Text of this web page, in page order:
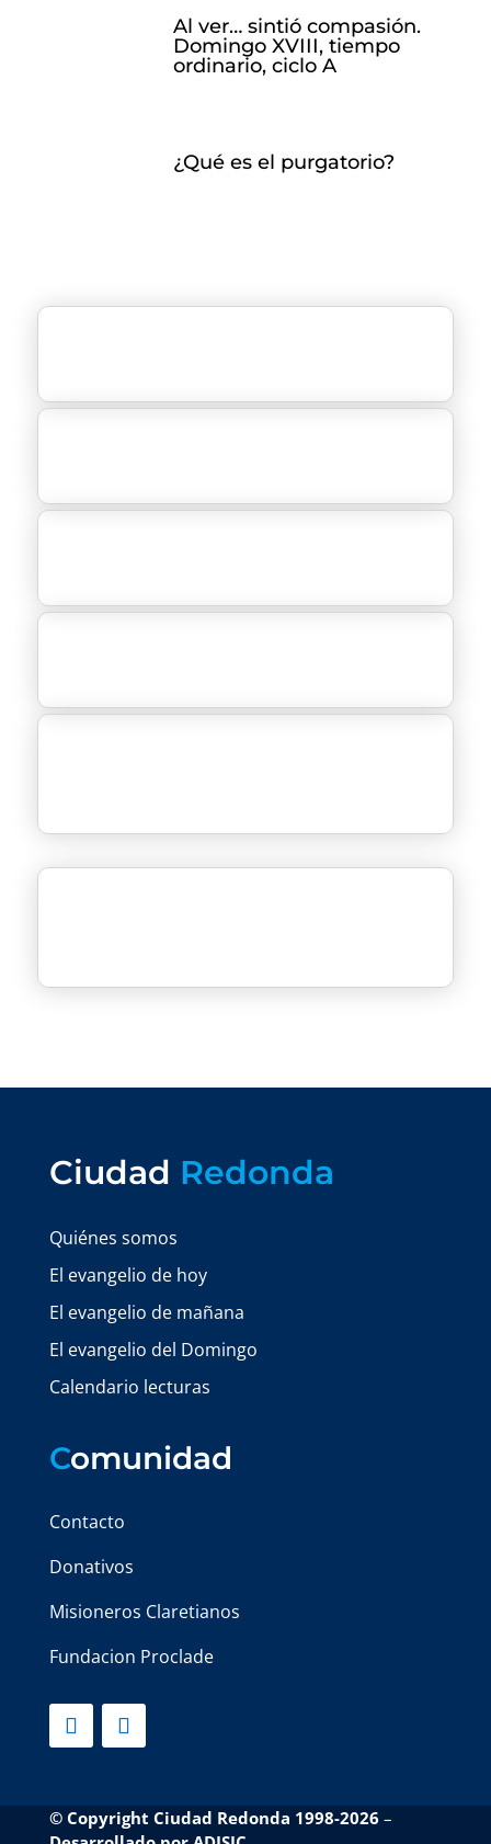
Al ver… sintió compasión.
Domingo XVIII, tiempo
ordinario, ciclo A
¿Qué es el purgatorio?
Ciudad Redonda
Quiénes somos
El evangelio de hoy
El evangelio de mañana
El evangelio del Domingo
Calendario lecturas
Comunidad
Contacto
Donativos
Misioneros Claretianos
Fundacion Proclade
© Copyright Ciudad Redonda 1998-2026 –